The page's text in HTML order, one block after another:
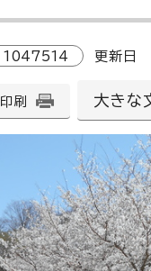
1047514 更新日
印刷 大きな